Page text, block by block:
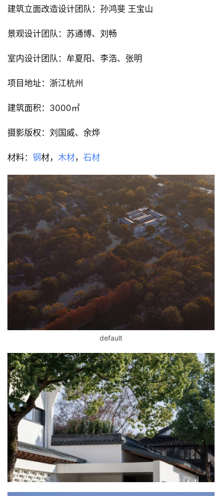
建筑立面改造设计团队：孙鸿斐 王宝山
景观设计团队：苏通博、刘畅
室内设计团队：牟夏阳、李浩、张明
项目地址：浙江杭州
建筑面积：3000㎡
摄影版权：刘国威、余烨
材料： 钢材， 木材， 石材
default